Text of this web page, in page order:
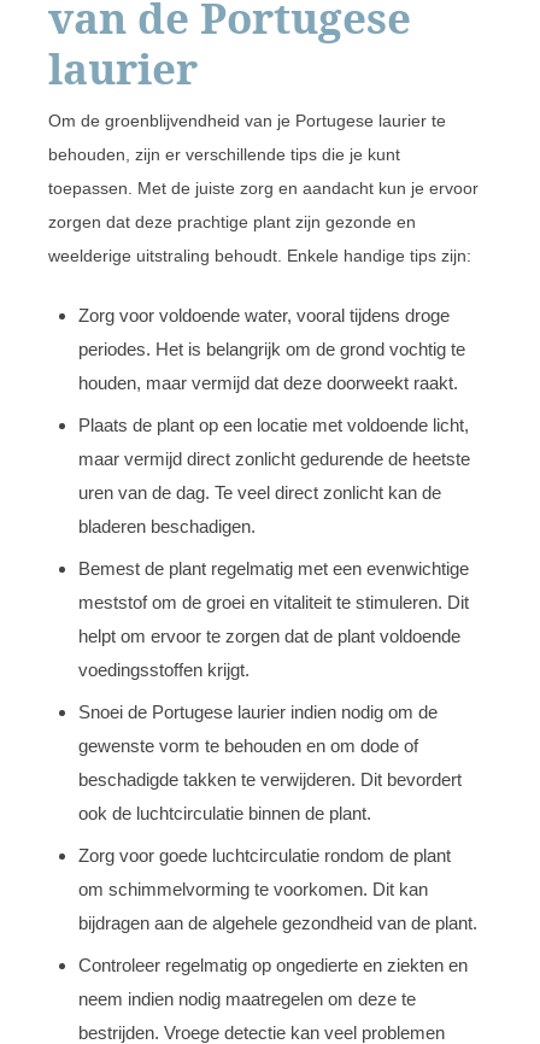
van de Portugese
laurier
Om de groenblijvendheid van je Portugese laurier te
behouden, zijn er verschillende tips die je kunt
toepassen. Met de juiste zorg en aandacht kun je ervoor
zorgen dat deze prachtige plant zijn gezonde en
weelderige uitstraling behoudt. Enkele handige tips zijn:
Zorg voor voldoende water, vooral tijdens droge
periodes. Het is belangrijk om de grond vochtig te
houden, maar vermijd dat deze doorweekt raakt.
Plaats de plant op een locatie met voldoende licht,
maar vermijd direct zonlicht gedurende de heetste
uren van de dag. Te veel direct zonlicht kan de
bladeren beschadigen.
Bemest de plant regelmatig met een evenwichtige
meststof om de groei en vitaliteit te stimuleren. Dit
helpt om ervoor te zorgen dat de plant voldoende
voedingsstoffen krijgt.
Snoei de Portugese laurier indien nodig om de
gewenste vorm te behouden en om dode of
beschadigde takken te verwijderen. Dit bevordert
ook de luchtcirculatie binnen de plant.
Zorg voor goede luchtcirculatie rondom de plant
om schimmelvorming te voorkomen. Dit kan
bijdragen aan de algehele gezondheid van de plant.
Controleer regelmatig op ongedierte en ziekten en
neem indien nodig maatregelen om deze te
bestrijden. Vroege detectie kan veel problemen